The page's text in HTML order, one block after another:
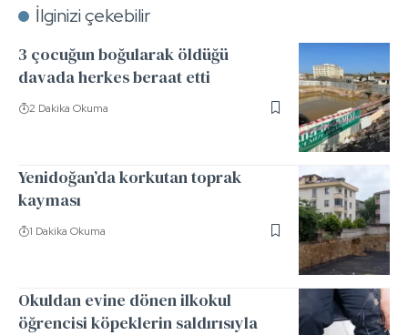
İlginizi çekebilir
3 çocuğun boğularak öldüğü
davada herkes beraat etti
2 Dakika Okuma
Yenidoğan’da korkutan toprak
kayması
1 Dakika Okuma
Okuldan evine dönen ilkokul
öğrencisi köpeklerin saldırısıyla